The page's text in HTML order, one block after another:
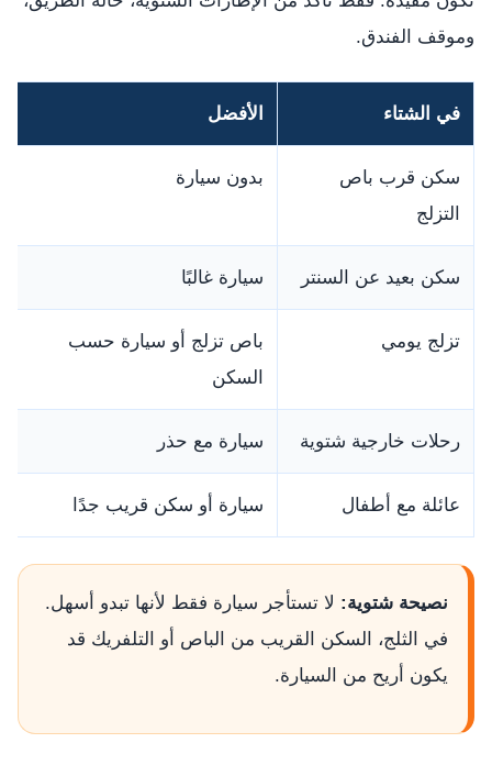
وموقف الفندق.
في الشتاء الأفضل
سكن قرب باص
التزلج
بدون سيارة
سكن بعيد عن السنتر سيارة غالبًا
تزلج يومي
باص تزلج أو سيارة حسب
السكن
رحلات خارجية شتوية سيارة مع حذر
عائلة مع أطفال سيارة أو سكن قريب جدًا
نصيحة شتوية: لا تستأجر سيارة فقط لأنها تبدو أسهل.
في الثلج، السكن القريب من الباص أو التلفريك قد
يكون أريح من السيارة.